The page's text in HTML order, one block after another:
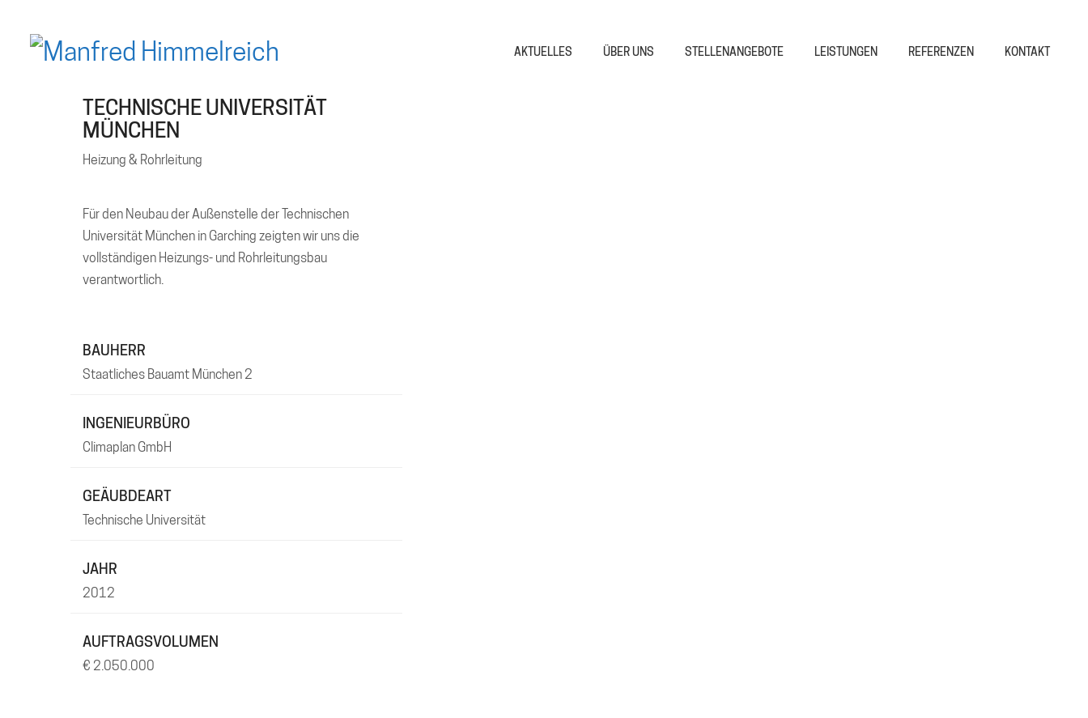
AKTUELLES ÜBER UNS STELLENANGEBOTE LEISTUNGEN REFERENZEN KONTAKT
TECHNISCHE UNIVERSITÄT
MÜNCHEN
Heizung & Rohrleitung
Für den Neubau der Außenstelle der Technischen
Universität München in Garching zeigten wir uns die
vollständigen Heizungs- und Rohrleitungsbau
verantwortlich.
BAUHERR
Staatliches Bauamt München 2
INGENIEURBÜRO
Climaplan GmbH
GEÄUBDEART
Technische Universität
JAHR
2012
AUFTRAGSVOLUMEN
€ 2.050.000